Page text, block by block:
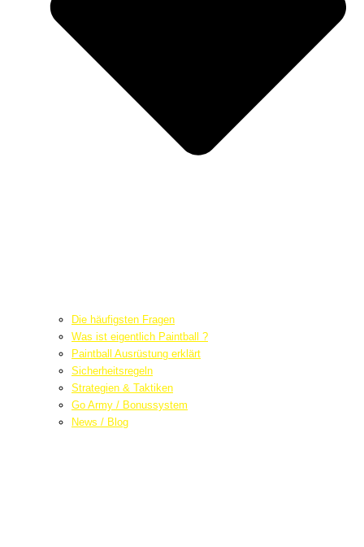
Die häufigsten Fragen
Was ist eigentlich Paintball ?
Paintball Ausrüstung erklärt
Sicherheitsregeln
Strategien & Taktiken
Go Army / Bonussystem
News / Blog